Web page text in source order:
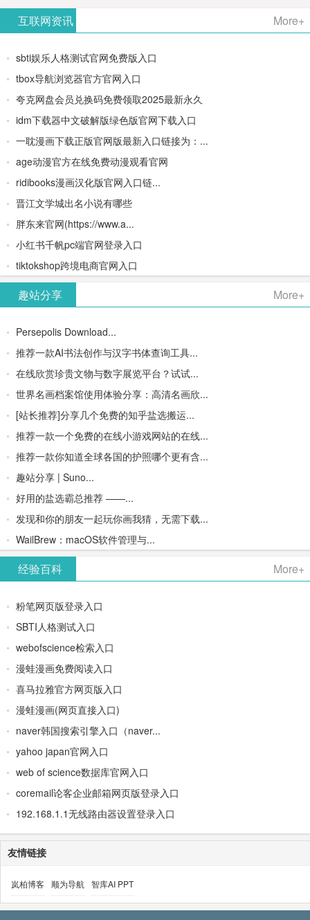
OpenAI最
新AI图像
生成器
境/深度集
成
Doubao-
1.5-pro与
- AI论文写
高质量
PPT
互联网资讯 More+
sbti娱乐人格测试官网免费版入口
tbox导航浏览器官方官网入口
夸克网盘会员兑换码免费领取2025最新永久
idm下载器中文破解版绿色版官网下载入口
一耽漫画下载正版官网版最新入口链接为：...
age动漫官方在线免费动漫观看官网
ridibooks漫画汉化版官网入口链...
晋江文学城出名小说有哪些
胖东来官网(https://www.a...
小红书千帆pc端官网登录入口
tiktokshop跨境电商官网入口
趣站分享 More+
Persepolis Download...
推荐一款AI书法创作与汉字书体查询工具...
在线欣赏珍贵文物与数字展览平台？试试...
世界名画档案馆使用体验分享：高清名画欣...
[站长推荐]分享几个免费的知乎盐选搬运...
推荐一款一个免费的在线小游戏网站的在线...
推荐一款你知道全球各国的护照哪个更有含...
趣站分享 | Suno...
好用的盐选霸总推荐 ——...
发现和你的朋友一起玩你画我猜，无需下载...
WailBrew：macOS软件管理与...
经验百科 More+
粉笔网页版登录入口
SBTI人格测试入口
webofscience检索入口
漫蛙漫画免费阅读入口
喜马拉雅官方网页版入口
漫蛙漫画(网页直接入口)
naver韩国搜索引擎入口（naver...
yahoo japan官网入口
web of science数据库官网入口
coremail论客企业邮箱网页版登录入口
192.168.1.1无线路由器设置登录入口
友情链接
岚柏博客 顺为导航 智库AI PPT